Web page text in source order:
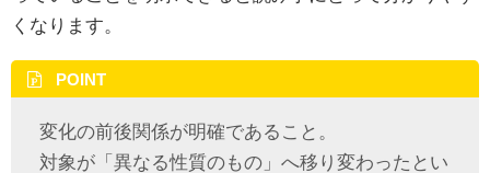
くなります。
POINT
変化の前後関係が明確であること。
対象が「異なる性質のもの」へ移り変わったとい